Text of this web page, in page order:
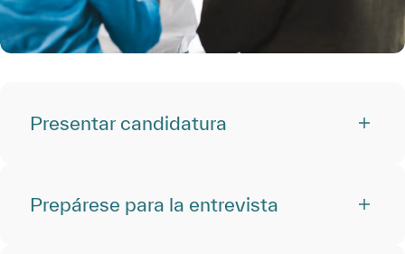
Presentar candidatura
Prepárese para la entrevista